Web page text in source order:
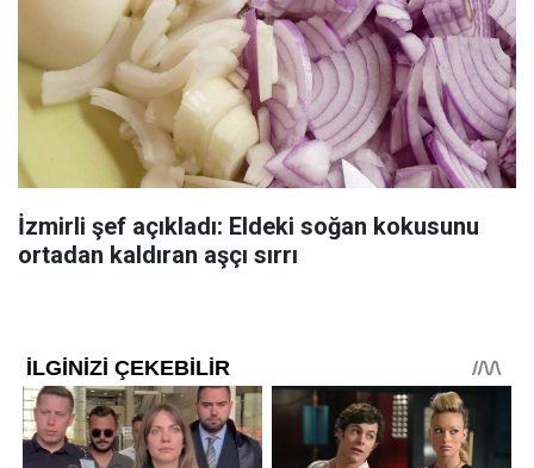
İzmirli şef açıkladı: Eldeki soğan kokusunu
ortadan kaldıran aşçı sırrı